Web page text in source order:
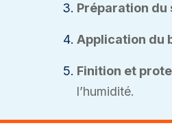
Préparation du
Application du
Finition et
l’humidité.